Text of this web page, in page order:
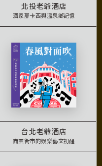
北投老爺酒店
酒家那卡西與溫泉鄉記憶
台北老爺酒店
商業街市的娛樂藝文初醒